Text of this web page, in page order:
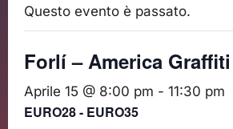
Questo evento è passato.
Forlí – America Graffiti
Aprile 15 @ 8:00 pm - 11:30 pm
EURO28 - EURO35